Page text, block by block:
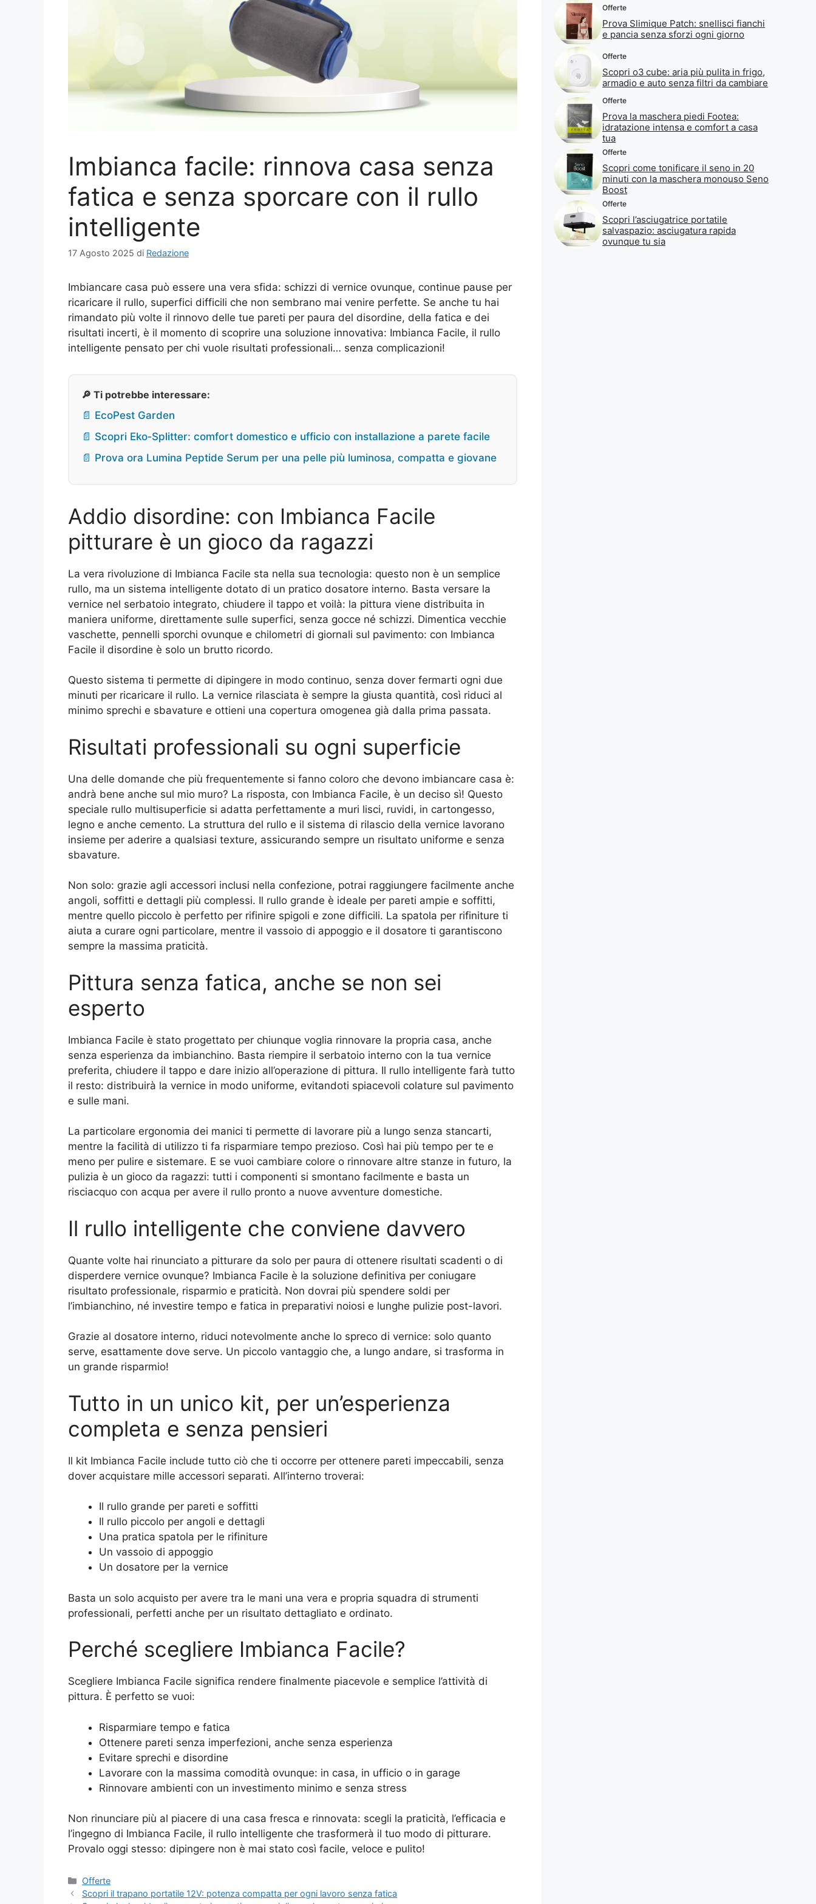
Imbianca facile: rinnova casa senza
fatica e senza sporcare con il rullo
intelligente
17 Agosto 2025 di Redazione
Imbiancare casa può essere una vera sfida: schizzi di vernice ovunque, continue pause per
ricaricare il rullo, superfici difficili che non sembrano mai venire perfette. Se anche tu hai
rimandato più volte il rinnovo delle tue pareti per paura del disordine, della fatica e dei
risultati incerti, è il momento di scoprire una soluzione innovativa: Imbianca Facile, il rullo
intelligente pensato per chi vuole risultati professionali… senza complicazioni!
🔎 Ti potrebbe interessare:
📄 EcoPest Garden
📄 Scopri Eko‑Splitter: comfort domestico e ufficio con installazione a parete facile
📄 Prova ora Lumina Peptide Serum per una pelle più luminosa, compatta e giovane
Addio disordine: con Imbianca Facile
pitturare è un gioco da ragazzi
La vera rivoluzione di Imbianca Facile sta nella sua tecnologia: questo non è un semplice
rullo, ma un sistema intelligente dotato di un pratico dosatore interno. Basta versare la
vernice nel serbatoio integrato, chiudere il tappo et voilà: la pittura viene distribuita in
maniera uniforme, direttamente sulle superfici, senza gocce né schizzi. Dimentica vecchie
vaschette, pennelli sporchi ovunque e chilometri di giornali sul pavimento: con Imbianca
Facile il disordine è solo un brutto ricordo.
Questo sistema ti permette di dipingere in modo continuo, senza dover fermarti ogni due
minuti per ricaricare il rullo. La vernice rilasciata è sempre la giusta quantità, così riduci al
minimo sprechi e sbavature e ottieni una copertura omogenea già dalla prima passata.
Risultati professionali su ogni superficie
Una delle domande che più frequentemente si fanno coloro che devono imbiancare casa è:
andrà bene anche sul mio muro? La risposta, con Imbianca Facile, è un deciso sì! Questo
speciale rullo multisuperficie si adatta perfettamente a muri lisci, ruvidi, in cartongesso,
legno e anche cemento. La struttura del rullo e il sistema di rilascio della vernice lavorano
insieme per aderire a qualsiasi texture, assicurando sempre un risultato uniforme e senza
sbavature.
Non solo: grazie agli accessori inclusi nella confezione, potrai raggiungere facilmente anche
angoli, soffitti e dettagli più complessi. Il rullo grande è ideale per pareti ampie e soffitti,
mentre quello piccolo è perfetto per rifinire spigoli e zone difficili. La spatola per rifiniture ti
aiuta a curare ogni particolare, mentre il vassoio di appoggio e il dosatore ti garantiscono
sempre la massima praticità.
Pittura senza fatica, anche se non sei
esperto
Imbianca Facile è stato progettato per chiunque voglia rinnovare la propria casa, anche
senza esperienza da imbianchino. Basta riempire il serbatoio interno con la tua vernice
preferita, chiudere il tappo e dare inizio all’operazione di pittura. Il rullo intelligente farà tutto
il resto: distribuirà la vernice in modo uniforme, evitandoti spiacevoli colature sul pavimento
e sulle mani.
La particolare ergonomia dei manici ti permette di lavorare più a lungo senza stancarti,
mentre la facilità di utilizzo ti fa risparmiare tempo prezioso. Così hai più tempo per te e
meno per pulire e sistemare. E se vuoi cambiare colore o rinnovare altre stanze in futuro, la
pulizia è un gioco da ragazzi: tutti i componenti si smontano facilmente e basta un
risciacquo con acqua per avere il rullo pronto a nuove avventure domestiche.
Il rullo intelligente che conviene davvero
Quante volte hai rinunciato a pitturare da solo per paura di ottenere risultati scadenti o di
disperdere vernice ovunque? Imbianca Facile è la soluzione definitiva per coniugare
risultato professionale, risparmio e praticità. Non dovrai più spendere soldi per
l’imbianchino, né investire tempo e fatica in preparativi noiosi e lunghe pulizie post-lavori.
Grazie al dosatore interno, riduci notevolmente anche lo spreco di vernice: solo quanto
serve, esattamente dove serve. Un piccolo vantaggio che, a lungo andare, si trasforma in
un grande risparmio!
Tutto in un unico kit, per un’esperienza
completa e senza pensieri
Il kit Imbianca Facile include tutto ciò che ti occorre per ottenere pareti impeccabili, senza
dover acquistare mille accessori separati. All’interno troverai:
Il rullo grande per pareti e soffitti
Il rullo piccolo per angoli e dettagli
Una pratica spatola per le rifiniture
Un vassoio di appoggio
Un dosatore per la vernice
Basta un solo acquisto per avere tra le mani una vera e propria squadra di strumenti
professionali, perfetti anche per un risultato dettagliato e ordinato.
Perché scegliere Imbianca Facile?
Scegliere Imbianca Facile significa rendere finalmente piacevole e semplice l’attività di
pittura. È perfetto se vuoi:
Risparmiare tempo e fatica
Ottenere pareti senza imperfezioni, anche senza esperienza
Evitare sprechi e disordine
Lavorare con la massima comodità ovunque: in casa, in ufficio o in garage
Rinnovare ambienti con un investimento minimo e senza stress
Non rinunciare più al piacere di una casa fresca e rinnovata: scegli la praticità, l’efficacia e
l’ingegno di Imbianca Facile, il rullo intelligente che trasformerà il tuo modo di pitturare.
Provalo oggi stesso: dipingere non è mai stato così facile, veloce e pulito!
Categorie
Offerte
Scopri il trapano portatile 12V: potenza compatta per ogni lavoro senza fatica
Offerte
Prova Slimique Patch: snellisci fianchi
e pancia senza sforzi ogni giorno
Offerte
Scopri o3 cube: aria più pulita in frigo,
armadio e auto senza filtri da cambiare
Offerte
Prova la maschera piedi Footea:
idratazione intensa e comfort a casa
tua
Offerte
Scopri come tonificare il seno in 20
minuti con la maschera monouso Seno
Boost
Offerte
Scopri l’asciugatrice portatile
salvaspazio: asciugatura rapida
ovunque tu sia